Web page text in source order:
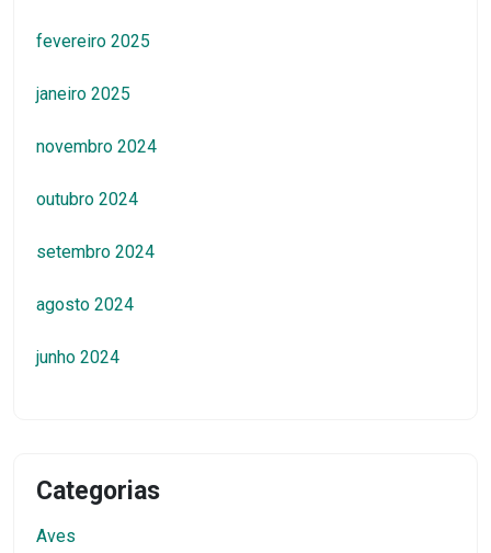
fevereiro 2025
janeiro 2025
novembro 2024
outubro 2024
setembro 2024
agosto 2024
junho 2024
Categorias
Aves